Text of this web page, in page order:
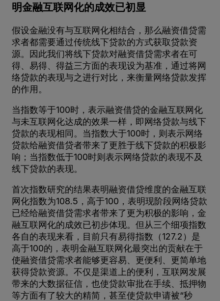
明金融互联网化的成效已初显
假设金融没有与互联网化相结合，那么融资借贷需
求者都需要通过传统线下贷款的方式获取贷款资
源。因此我们将线下贷款对融资借贷需求者在可
得、易得、得益三方面的表现设为基准，通过将网
络贷款的表现与之进行对比，来衡量网络贷款发挥
的作用。
当指数等于100时，表示融资借贷的金融互联网化
与未互联网化达成的效果一样，即网络贷款与线下
贷款的表现相同。当指数大于100时，则表示网络
贷款给融资借贷者带来了更胜于线下贷款的积极影
响；当指数低于100时则表示网络贷款的表现不及
线下贷款的表现。
首次指数研究的结果表明融资借贷维度的金融互联
网化指数为108.5，高于100，表明现阶段网络贷款
已经给融资借贷需求者带来了更为积极的影响，金
融互联网化的成效已初步体现。但从三个细项指数
各自的表现来看，目前只有易得指数（127.2）是
高于100的，表明金融互联网化最突出的贡献在于
使融资借贷需求者能够更容易、更便利、更简单地
获得贷款资源。不仅是渠道上的便利，互联网发展
带来的大数据征信，也使贷款审批在手续、抵押物
等方面有了较大的精简，甚至使贷款申请被“秒